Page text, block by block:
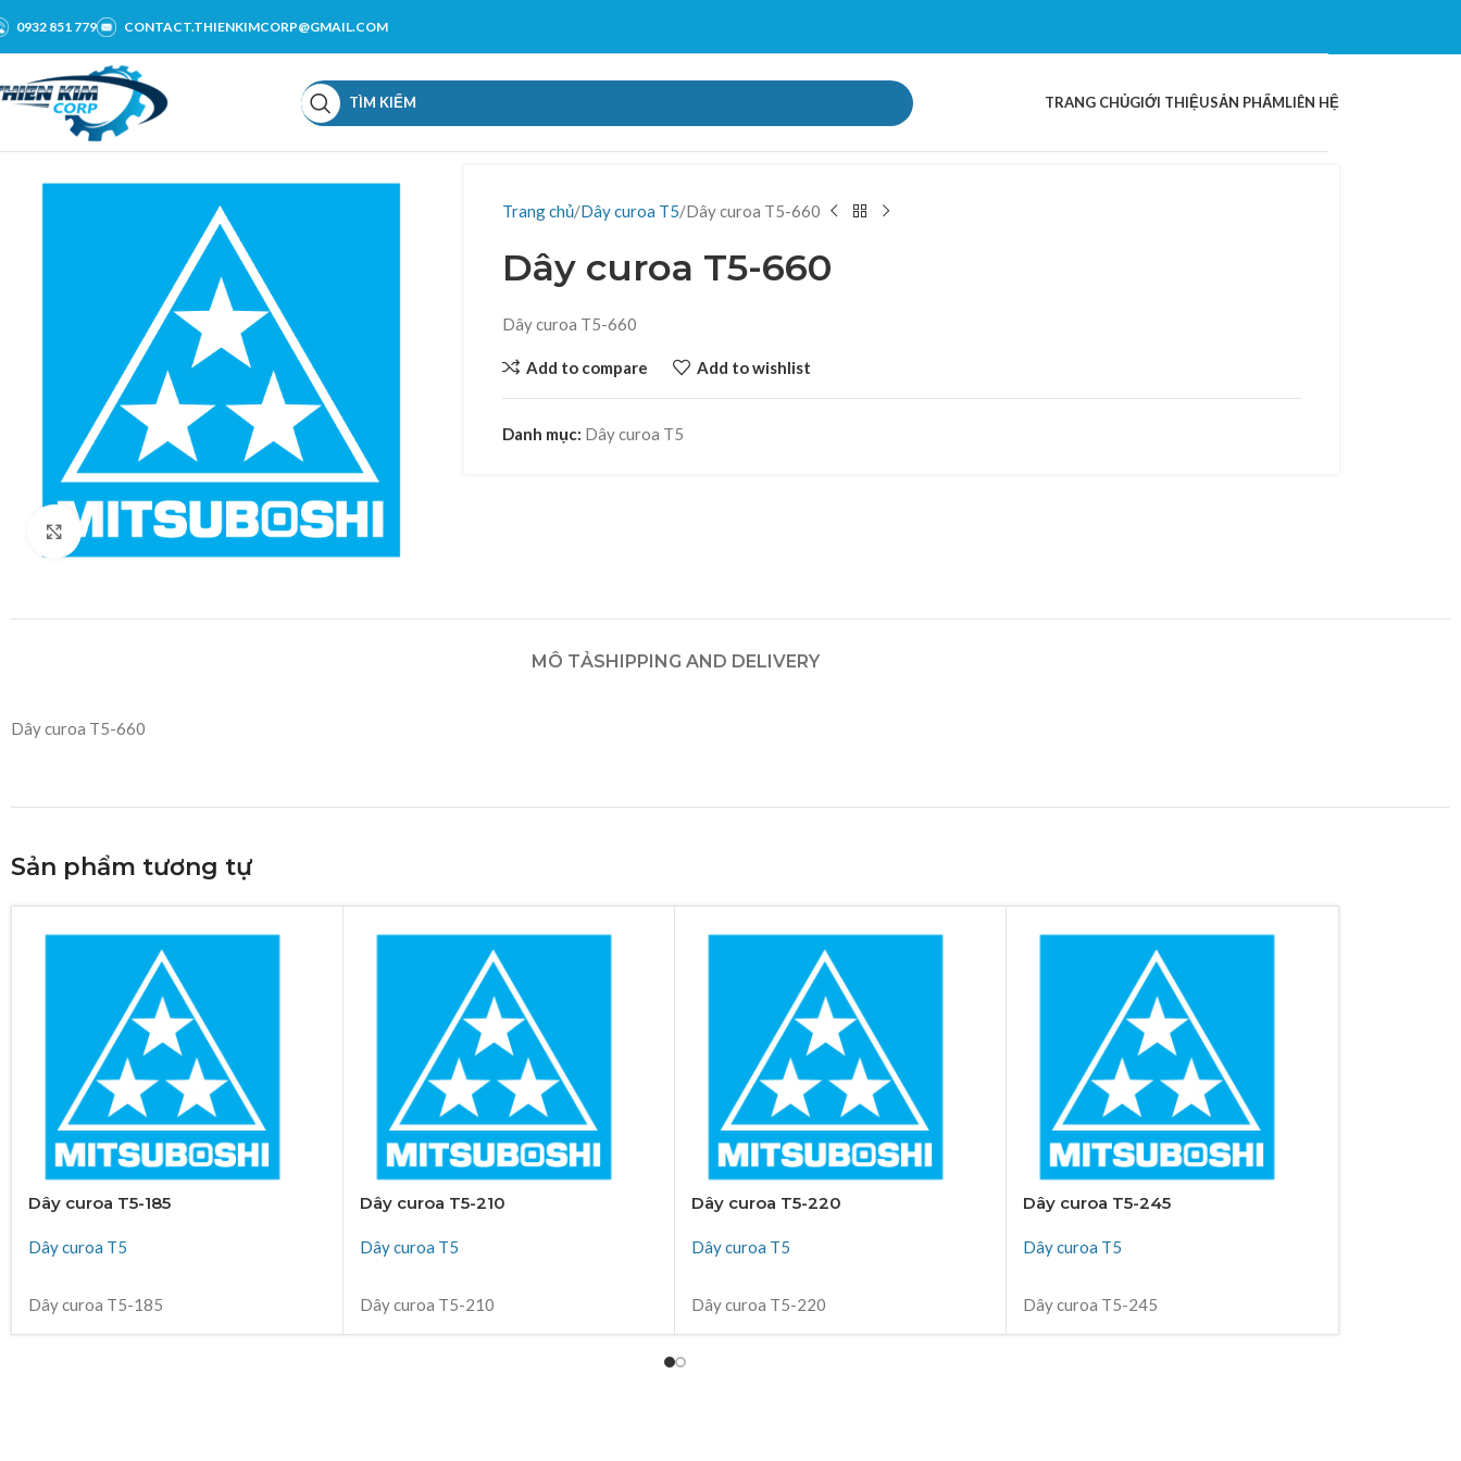
0932 851 779 CONTACT.THIENKIMCORP@GMAIL.COM
TÌM KIẾM TRANG CHỦGIỚI THIỆUSẢN PHẨMLIÊN HỆ
Click to enlarge
Trang chủ Dây curoa T5 Dây curoa T5-660
Dây curoa T5-660
Dây curoa T5-660
Add to compare Add to wishlist
Danh mục: Dây curoa T5
MÔ TẢSHIPPING AND DELIVERY
Dây curoa T5-660
Sản phẩm tương tự
Dây curoa T5-185
Dây curoa T5
Dây curoa T5-185
Dây curoa T5-210
Dây curoa T5
Dây curoa T5-210
Dây curoa T5-220
Dây curoa T5
Dây curoa T5-220
Dây curoa T5-245
Dây curoa T5
Dây curoa T5-245